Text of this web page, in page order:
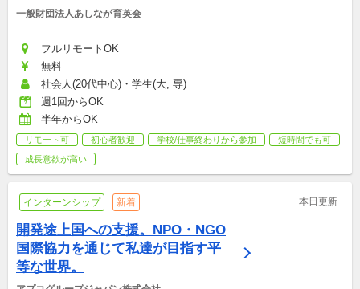
一般財団法人あしなが育英会
フルリモートOK
無料
社会人(20代中心)・学生(大, 専)
週1回からOK
半年からOK
リモート可 初心者歓迎 学校/仕事終わりから参加
短時間でも可
成長意欲が高い
インターンシップ 新着 本日更新
開発途上国への支援。NPO・NGO
国際協力を通じて私達が目指す平
等な世界。